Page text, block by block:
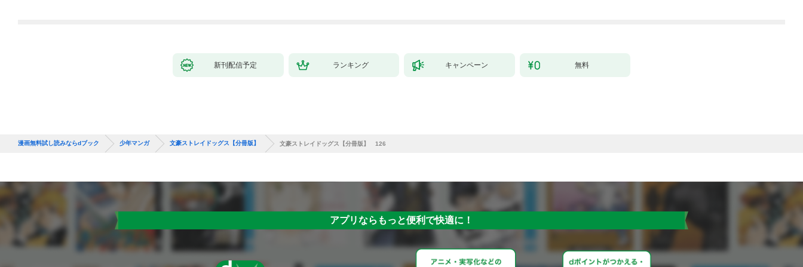
新刊配信予定 ランキング キャンペーン 無料
漫画無料試し読みならdブック 少年マンガ 文豪ストレイドッグス【分冊版】 文豪ストレイドッグス【分冊版】 126
アプリならもっと便利で快適に！